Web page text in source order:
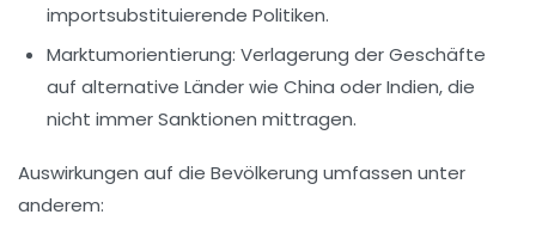
importsubstituierende Politiken.
Marktumorientierung: Verlagerung der Geschäfte
auf alternative Länder wie China oder Indien, die
nicht immer Sanktionen mittragen.
Auswirkungen auf die Bevölkerung umfassen unter
anderem: